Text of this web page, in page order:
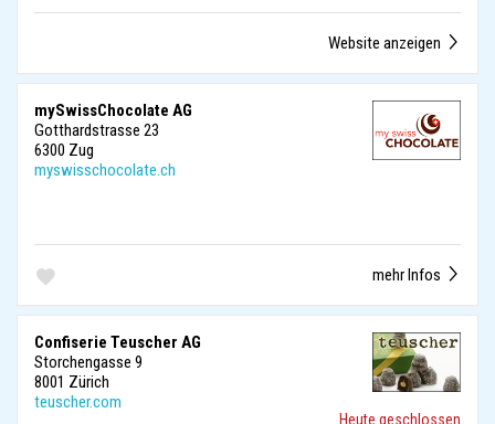
Website anzeigen
mySwissChocolate AG
Gotthardstrasse 23
6300 Zug
myswisschocolate.ch
mehr Infos
Confiserie Teuscher AG
Storchengasse 9
8001 Zürich
teuscher.com
Heute geschlossen